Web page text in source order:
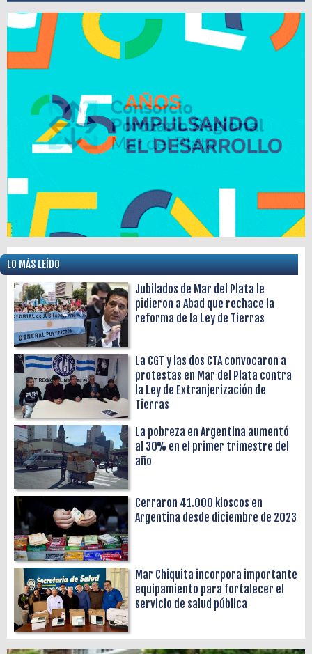
LO MÁS LEÍDO
Jubilados de Mar del Plata le
pidieron a Abad que rechace la
reforma de la Ley de Tierras
La CGT y las dos CTA convocaron a
protestas en Mar del Plata contra
la Ley de Extranjerización de
Tierras
La pobreza en Argentina aumentó
al 30% en el primer trimestre del
año
Cerraron 41.000 kioscos en
Argentina desde diciembre de 2023
Mar Chiquita incorpora importante
equipamiento para fortalecer el
servicio de salud pública